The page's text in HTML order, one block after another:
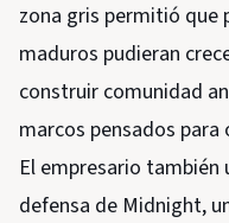
zona gris permitió que
maduros pudieran
construir comunidad
marcos pensados para
El empresario también
defensa de Midnight,